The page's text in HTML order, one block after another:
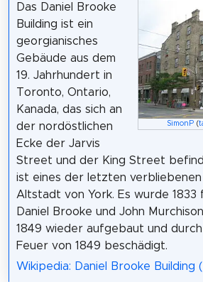
SimonP (
Das Daniel Brooke
Building ist ein
georgianisches
Gebäude aus dem
19. Jahrhundert in
Toronto, Ontario,
Kanada, das sich an
der nordöstlichen
Ecke der Jarvis
Street und der King Street
ist eines der letzten
Altstadt von York. Es wurde
Daniel Brooke und John
1849 wieder aufgebaut und
Feuer von 1849 beschädigt.
Wikipedia: Daniel Brooke Building